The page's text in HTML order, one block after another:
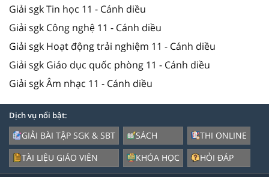
Giải sgk Tin học 11 - Cánh diều
Giải sgk Công nghệ 11 - Cánh diều
Giải sgk Hoạt động trải nghiệm 11 - Cánh diều
Giải sgk Giáo dục quốc phòng 11 - Cánh diều
Giải sgk Âm nhạc 11 - Cánh diều
Dịch vụ nổi bật:
GIẢI BÀI TẬP SGK & SBT
TÀI LIỆU GIÁO VIÊN
SÁCH
KHÓA HỌC
THI ONLINE
HỎI ĐÁP